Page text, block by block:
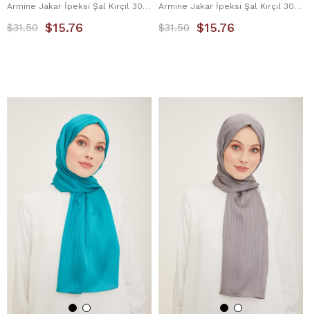
Armine Jakar İpeksi Şal Kırçıl 3098-14 Kahverengi
$15.76
$31.50
Armine Jakar İpeksi Şal Kırçıl 3098-1 Lavanta
$15.76
$31.50